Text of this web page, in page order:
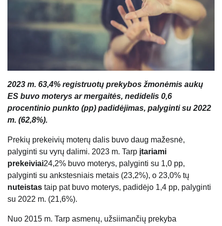
2023 m. 63,4% registruotų prekybos žmonėmis aukų
ES buvo moterys ar mergaitės, nedidelis 0,6
procentinio punkto (pp) padidėjimas, palyginti su 2022
m. (62,8%).
Prekių prekeivių moterų dalis buvo daug mažesnė,
palyginti su vyrų dalimi. 2023 m. Tarp įtariami
prekeiviai24,2% buvo moterys, palyginti su 1,0 pp,
palyginti su ankstesniais metais (23,2%), o 23,0% tų
nuteistas taip pat buvo moterys, padidėjo 1,4 pp, palyginti
su 2022 m. (21,6%).
Nuo 2015 m. Tarp asmenų, užsiimančių prekyba